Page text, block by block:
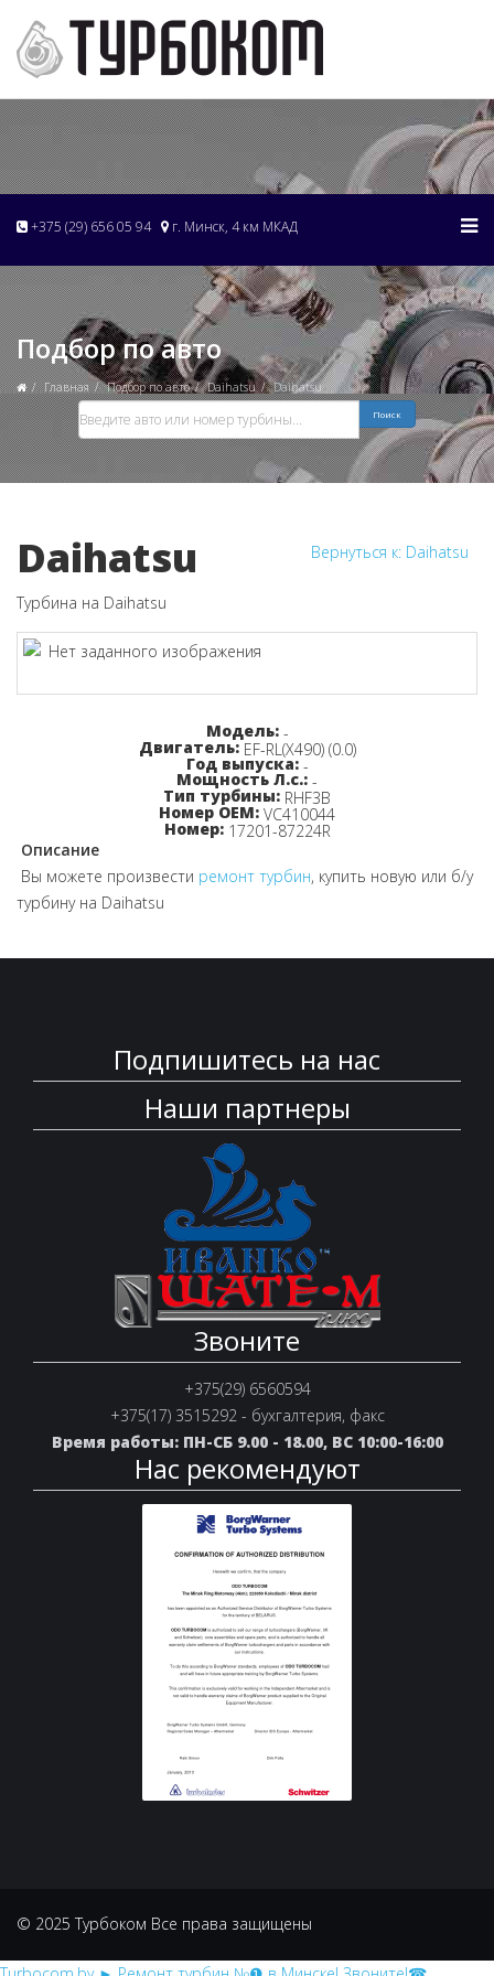
+375 (29) 656 05 94 г. Минск, 4 км МКАД
Подбор по авто
Главная Подбор по авто Daihatsu Daihatsu
Поиск
Вернуться к: Daihatsu
Daihatsu
Турбина на Daihatsu
Узнайте цену!
Модель: -
Двигатель: EF-RL(X490) (0.0)
Год выпуска: -
Мощность Л.с.: -
Тип турбины: RHF3B
Номер OEM: VC410044
Номер: 17201-87224R
Описание
Вы можете произвести ремонт турбин, купить новую или б/у
турбину на Daihatsu
Подпишитесь на нас
Наши партнеры
Звоните
+375(29) 6560594
+375(17) 3515292 - бухгалтерия, факс
Время работы: ПН-СБ 9.00 - 18.00, ВС 10:00-16:00
Нас рекомендуют
© 2025 Турбоком Все права защищены